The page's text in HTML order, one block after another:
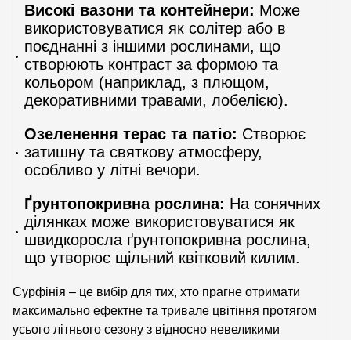
Високі вазони та контейнери: Може
використовуватися як солітер або в
поєднанні з іншими рослинами, що
створюють контраст за формою та
кольором (наприклад, з плющом,
декоративними травами, лобелією).
Озеленення терас та патіо: Створює
затишну та святкову атмосферу,
особливо у літні вечори.
Ґрунтопокривна рослина: На сонячних
ділянках може використовуватися як
швидкоросла ґрунтопокривна рослина,
що утворює щільний квітковий килим.
Сурфінія – це вибір для тих, хто прагне отримати
максимально ефектне та тривале цвітіння протягом
усього літнього сезону з відносно невеликими